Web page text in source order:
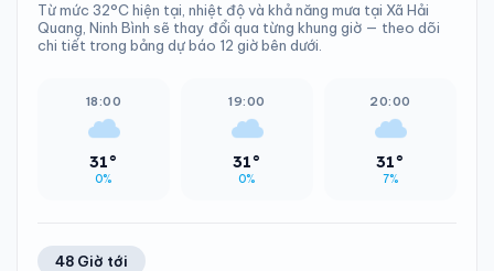
Từ mức 32°C hiện tại, nhiệt độ và khả năng mưa tại Xã Hải
Quang, Ninh Bình sẽ thay đổi qua từng khung giờ — theo dõi
chi tiết trong bảng dự báo 12 giờ bên dưới.
18:00
31°
0%
19:00
31°
0%
20:00
31°
7%
48 Giờ tới